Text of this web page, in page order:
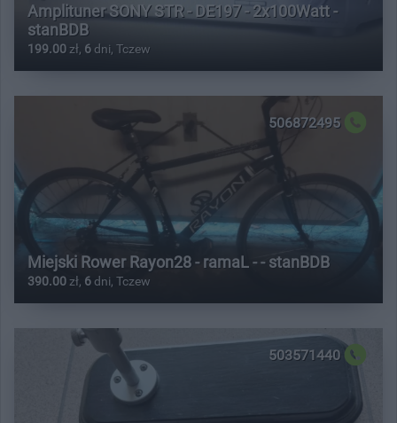
Amplituner SONY STR - DE197 - 2x100Watt -
stanBDB
199.00 zł, 6 dni, Tczew
506872495
Miejski Rower Rayon28 - ramaL - - stanBDB
390.00 zł, 6 dni, Tczew
503571440